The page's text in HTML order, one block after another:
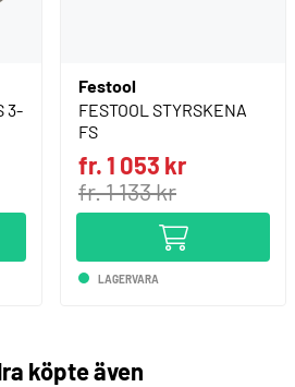
3-
Festool
FESTOOL STYRSKENA
FS
fr. 1 053 kr
fr. 1 133 kr
LAGERVARA
köpte även